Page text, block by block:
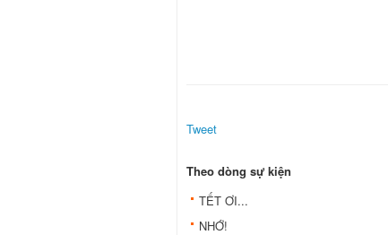
Tweet
Theo dòng sự kiện
TẾT ƠI...
NHỚ!